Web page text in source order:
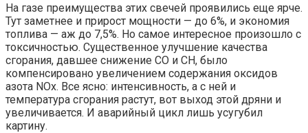
На газе преимущества этих свечей проявились еще ярче.
Тут заметнее и прирост мощности — до 6%, и экономия
топлива — аж до 7,5%. Но самое интересное произошло с
токсичностью. Существенное улучшение качества
сгорания, давшее снижение СО и СН, было
компенсировано увеличением содержания оксидов
азота NOх. Все ясно: интенсивность, а с ней и
температура сгорания растут, вот выход этой дряни и
увеличивается. И аварийный цикл лишь усугубил
картину.